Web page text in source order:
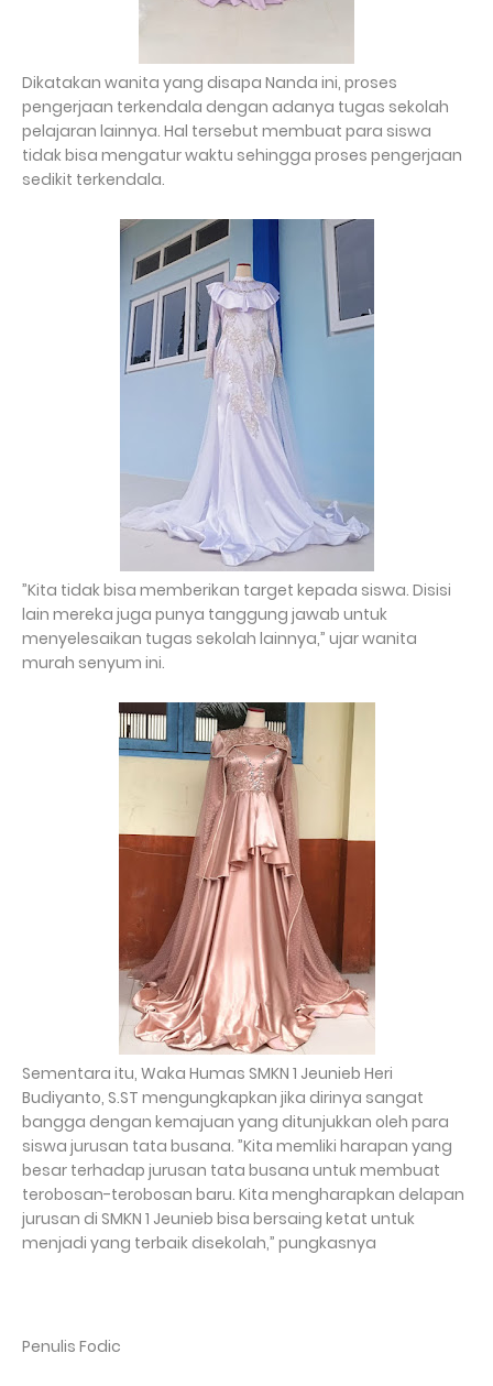
Dikatakan wanita yang disapa Nanda ini, proses
pengerjaan terkendala dengan adanya tugas sekolah
pelajaran lainnya. Hal tersebut membuat para siswa
tidak bisa mengatur waktu sehingga proses pengerjaan
sedikit terkendala.
”Kita tidak bisa memberikan target kepada siswa. Disisi
lain mereka juga punya tanggung jawab untuk
menyelesaikan tugas sekolah lainnya,” ujar wanita
murah senyum ini.
Sementara itu, Waka Humas SMKN 1 Jeunieb Heri
Budiyanto, S.ST mengungkapkan jika dirinya sangat
bangga dengan kemajuan yang ditunjukkan oleh para
siswa jurusan tata busana. ”Kita memliki harapan yang
besar terhadap jurusan tata busana untuk membuat
terobosan-terobosan baru. Kita mengharapkan delapan
jurusan di SMKN 1 Jeunieb bisa bersaing ketat untuk
menjadi yang terbaik disekolah,” pungkasnya
Penulis Fodic